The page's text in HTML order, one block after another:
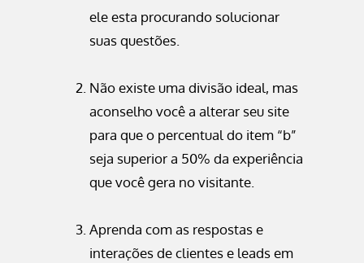
ele esta procurando solucionar
suas questões.
Não existe uma divisão ideal, mas
aconselho você a alterar seu site
para que o percentual do item “b”
seja superior a 50% da experiência
que você gera no visitante.
Aprenda com as respostas e
interações de clientes e leads em